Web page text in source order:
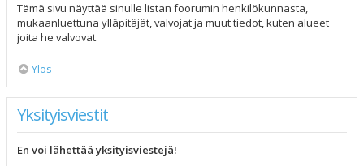
Tämä sivu näyttää sinulle listan foorumin henkilökunnasta,
mukaanluettuna ylläpitäjät, valvojat ja muut tiedot, kuten alueet
joita he valvovat.
Ylös
Yksityisviestit
En voi lähettää yksityisviestejä!